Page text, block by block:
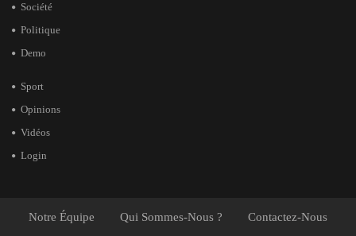
Société
Politique
Demo
Sport
Opinions
Vidéos
Login
Notre Équipe Qui Sommes-Nous ? Contactez-Nous